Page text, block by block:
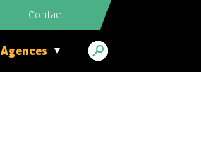
Contact
Agences